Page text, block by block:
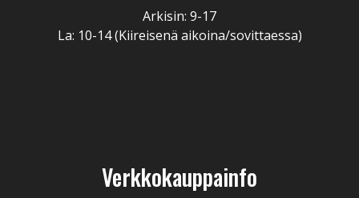
Arkisin: 9-17
La: 10-14 (Kiireisenä aikoina/sovittaessa)
Verkkokauppainfo